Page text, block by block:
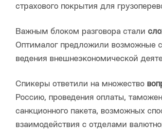
страхового покрытия для
Важным блоком разговора стали
Оптималог предложили возможные
ведения внешнеэкономической
Спикеры ответили на множество
Россию, проведения оплаты,
санкционного пакета, возможных
взаимодействия с отделами